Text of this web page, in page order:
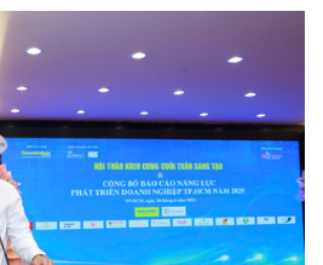
nghiệp TP.HCM năm 2025. Trân
ông Võ Hồng Sơn - Trưởng đại diện
khu vực phía Nam tại Hội thảo.